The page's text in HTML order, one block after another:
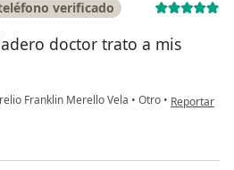
verificado
doctor trato a mis
Franklin Merello Vela • Otro • en opinión
Reportar